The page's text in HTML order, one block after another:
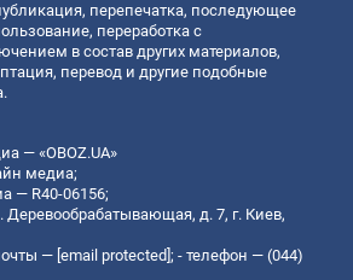
перепечатка, последующее
переработка с
в состав других материалов,
перевод и другие подобные
— «OBOZ.UA»
медиа;
— R40-06156;
Деревообрабатывающая, д. 7, г. Киев,
— [email protected] ; - телефон — (044)